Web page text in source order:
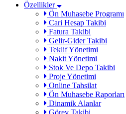
Özellikler
Ön Muhasebe Programı
Cari Hesap Takibi
Fatura Takibi
Gelir-Gider Takibi
Teklif Yönetimi
Nakit Yönetimi
Stok Ve Depo Takibi
Proje Yönetimi
Online Tahsilat
Ön Muhasebe Raporları
Dinamik Alanlar
Görev Takibi